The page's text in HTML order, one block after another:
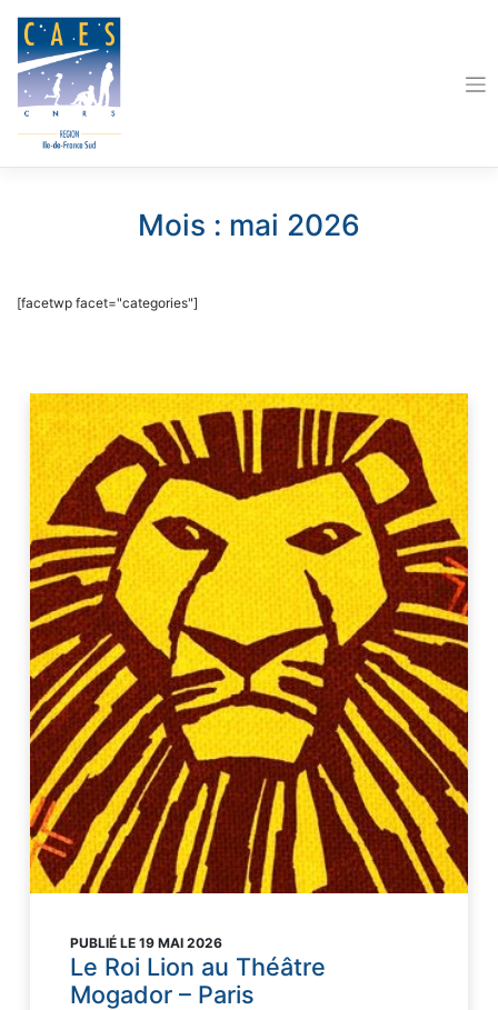
content
Mois : mai 2026
[facetwp facet="categories"]
PUBLIÉ LE 19 MAI 2026
Le Roi Lion au Théâtre
Mogador – Paris